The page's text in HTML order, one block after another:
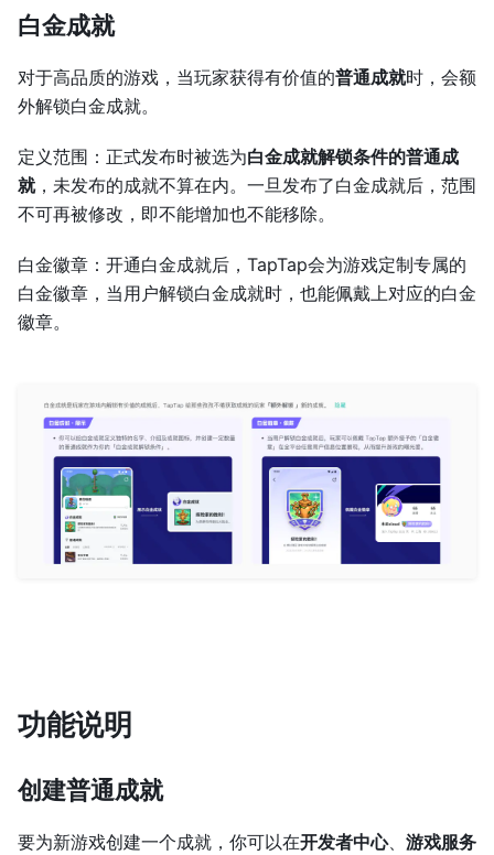
白金成就
对于高品质的游戏，当玩家获得有价值的普通成就时，会额
外解锁白金成就。
定义范围：正式发布时被选为白金成就解锁条件的普通成
就，未发布的成就不算在内。一旦发布了白金成就后，范围
不可再被修改，即不能增加也不能移除。
白金徽章：开通白金成就后，TapTap会为游戏定制专属的
白金徽章，当用户解锁白金成就时，也能佩戴上对应的白金
徽章。
功能说明
创建普通成就
要为新游戏创建一个成就，你可以在开发者中心、 游戏服务